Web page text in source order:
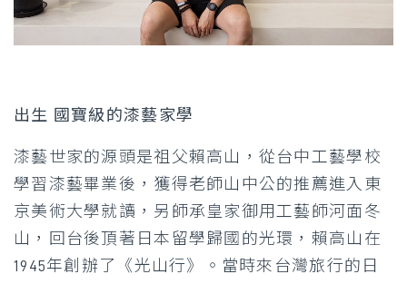
出生 國寶級的漆藝家學
漆藝世家的源頭是祖父賴高山，從台中工藝學校
學習漆藝畢業後，獲得老師山中公的推薦進入東
京美術大學就讀，另師承皇家御用工藝師河面冬
山，回台後頂著日本留學歸國的光環，賴高山在
1945年創辦了《光山行》。當時來台灣旅行的日